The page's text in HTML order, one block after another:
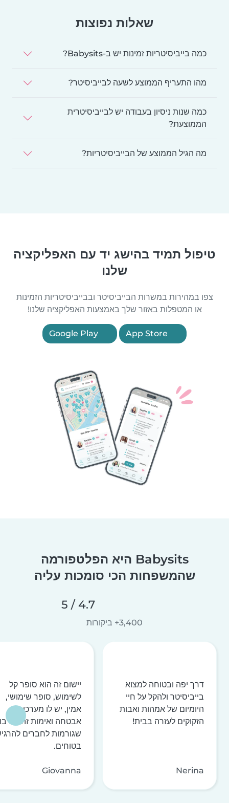
שאלות נפוצות
כמה בייביסיטריות זמינות יש ב-Babysits?
מהו התעריף הממוצע לשעה לבייביסיטר?
כמה שנות ניסיון בעבודה יש לבייביסיטרית
הממוצעת?
מה הגיל הממוצע של הבייביסיטריות?
טיפול תמיד בהישג יד עם האפליקציה
שלנו
צפו במהירות במשרות הבייביסיטר ובבייביסיטריות הזמינות
או המטפלות באזור שלך באמצעות האפליקציה שלנו!
Babysits היא הפלטפורמה
שהמשפחות הכי סומכות עליה
4.7 / 5
3,400+ ביקורות
דרך יפה ובטוחה למצוא
בייביסיטר ולהקל על חיי
היומיום של אמהות ואבות
הזקוקים לעזרה בבית!
Nerina
יישום זה הוא סופר קל
לשימוש, סופר שימושי,
אמין, יש לו מערכות
אבטחה ואימות זהות
שגורמות לחברים
בטוחים.
Giovanna